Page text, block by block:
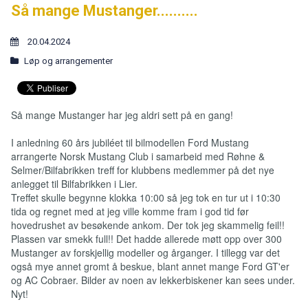
Så mange Mustanger..........
20.04.2024
Løp og arrangementer
Så mange Mustanger har jeg aldri sett på en gang!
I anledning 60 års jubiléet til bilmodellen Ford Mustang
arrangerte Norsk Mustang Club i samarbeid med Røhne &
Selmer/Bilfabrikken treff for klubbens medlemmer på det nye
anlegget til Bilfabrikken i Lier.
Treffet skulle begynne klokka 10:00 så jeg tok en tur ut i 10:30
tida og regnet med at jeg ville komme fram i god tid før
hovedrushet av besøkende ankom. Der tok jeg skammelig feil!!
Plassen var smekk full!! Det hadde allerede møtt opp over 300
Mustanger av forskjellig modeller og årganger. I tillegg var det
også mye annet gromt å beskue, blant annet mange Ford GT'er
og AC Cobraer. Bilder av noen av lekkerbiskener kan sees under.
Nyt!